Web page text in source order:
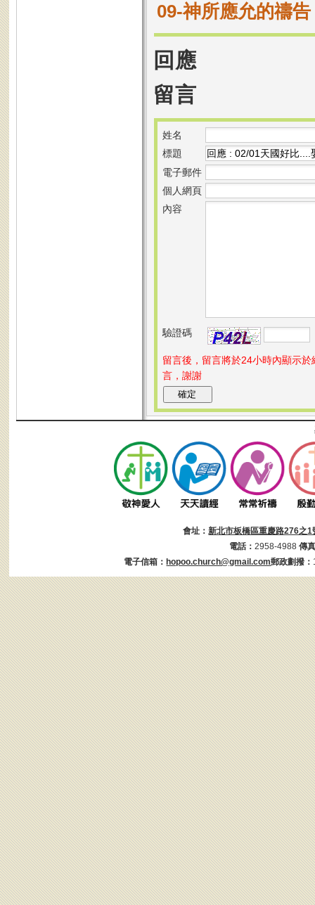
09-神所應允的禱告
回應
留言
姓名
標題
電子郵件
個人網頁
內容
驗證碼
留言後，留言將於24小時內顯示
言，謝謝
會址：新北市板橋區重慶路276之1
電話： 2958-4988 傳
電子信箱： hopoo.church@gmail.com郵政劃撥：